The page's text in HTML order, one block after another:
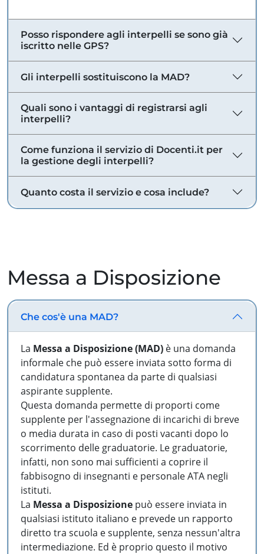
Posso rispondere agli interpelli se sono già
iscritto nelle GPS?
Gli interpelli sostituiscono la MAD?
Quali sono i vantaggi di registrarsi agli
interpelli?
Come funziona il servizio di Docenti.it per
la gestione degli interpelli?
Quanto costa il servizio e cosa include?
Messa a Disposizione
Che cos'è una MAD?
La Messa a Disposizione (MAD) è una domanda
informale che può essere inviata sotto forma di
candidatura spontanea da parte di qualsiasi
aspirante supplente.
Questa domanda permette di proporti come
supplente per l'assegnazione di incarichi di breve
o media durata in caso di posti vacanti dopo lo
scorrimento delle graduatorie. Le graduatorie,
infatti, non sono mai sufficienti a coprire il
fabbisogno di insegnanti e personale ATA negli
istituti.
La Messa a Disposizione può essere inviata in
qualsiasi istituto italiano e prevede un rapporto
diretto tra scuola e supplente, senza nessun'altra
intermediazione. Ed è proprio questo il motivo